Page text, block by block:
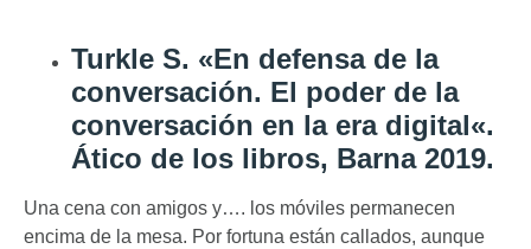
Turkle S. «En defensa de la
conversación. El poder de la
conversación en la era digital«.
Ático de los libros, Barna 2019.
Una cena con amigos y…. los móviles permanecen
encima de la mesa. Por fortuna están callados, aunque